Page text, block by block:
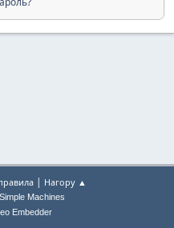
| Нагору ▲
Simple Machines
Embedder